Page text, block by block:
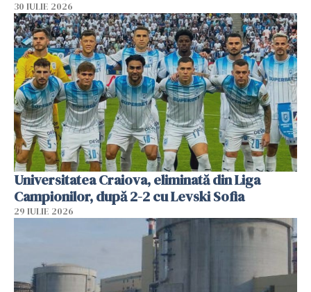
30 IULIE 2026
Universitatea Craiova, eliminată din Liga
Campionilor, după 2-2 cu Levski Sofia
29 IULIE 2026